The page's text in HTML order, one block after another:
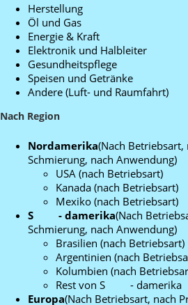
Herstellung
Öl und Gas
Energie & Kraft
Elektronik und Halbleiter
Gesundheitspflege
Speisen und Getränke
Andere (Luft- und Raumfahrt)
Nach Region
Nordamerika(Nach
Schmierung, nach Anwendung)
USA (nach Betriebsart)
Kanada (nach Betriebsart)
Mexiko (nach Betriebsart)
S - damerika(Nach
Schmierung, nach Anwendung)
Brasilien (nach Betriebsart)
Argentinien (nach
Kolumbien (nach
Rest von S - damerika
Europa(Nach Betriebsart, nach